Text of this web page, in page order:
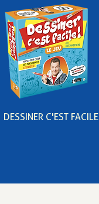
DESSINER C'EST FACILE